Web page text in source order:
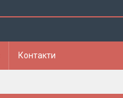
Контакти